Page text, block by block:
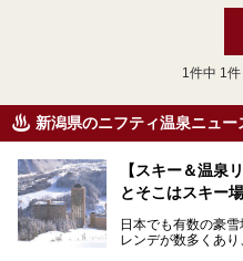
1 件中 1
新潟県のニフティ温泉ニュー
【スキー＆温泉
とそこはスキー
日本でも有数の豪
レンデが数多くあり